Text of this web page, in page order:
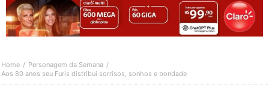
Home
Personagem da Semana
Aos 80 anos seu Furis distribui sorrisos, sonhos e bondade